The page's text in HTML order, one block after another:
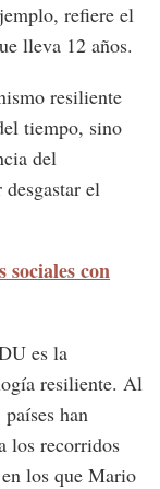
refiere el
lleva 12 años.
resiliente
tiempo, sino
del
el
con
es la
resiliente. Al
han
los recorridos
los que Mario